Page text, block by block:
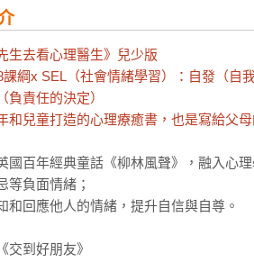
生去看心理醫生》兒少版
課綱x SEL（社會情緒學習）：自發（自
負責任的決定）
和兒童打造的心理療癒書，也是寫給父
國百年經典童話《柳林風聲》，融入心
等負面情緒；
和回應他人的情緒，提升自信與自尊。
交到好朋友》